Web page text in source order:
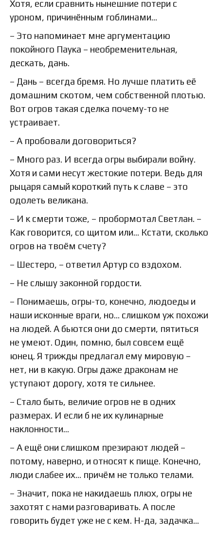
Хотя, если сравнить нынешние потери с
уроном, причинённым гоблинами…
– Это напоминает мне аргументацию
покойного Паука – необременительная,
дескать, дань.
– Дань – всегда бремя. Но лучше платить её
домашним скотом, чем собственной плотью.
Вот огров такая сделка почему-то не
устраивает.
– А пробовали договориться?
– Много раз. И всегда огры выбирали войну.
Хотя и сами несут жестокие потери. Ведь для
рыцаря самый короткий путь к славе – это
одолеть великана.
– И к смерти тоже, – пробормотал Светлан. –
Как говорится, со щитом или… Кстати, сколько
огров на твоём счету?
– Шестеро, – ответил Артур со вздохом.
– Не слышу законной гордости.
– Понимаешь, огры-то, конечно, людоеды и
наши исконные враги, но… слишком уж похожи
на людей. А бьются они до смерти, пятиться
не умеют. Один, помню, был совсем ещё
юнец. Я трижды предлагал ему мировую –
нет, ни в какую. Огры даже драконам не
уступают дорогу, хотя те сильнее.
– Стало быть, величие огров не в одних
размерах. И если б не их кулинарные
наклонности…
– А ещё они слишком презирают людей –
потому, наверно, и относят к пище. Конечно,
люди слабее их… причём не только телами.
– Значит, пока не накидаешь плюх, огры не
захотят с нами разговаривать. А после
говорить будет уже не с кем. Н-да, задачка…